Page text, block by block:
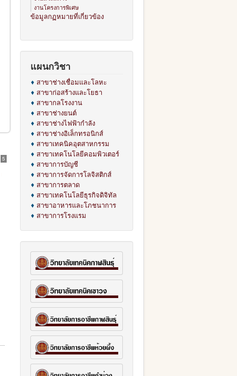
5
งานโครงการพิเศษ
ข้อมูลกฏหมายที่เกี่ยวข้อง
แผนกวิชา
♦ สาขาช่างเชื่อมและโลหะ
♦ สาขาก่อสร้างและโยธา
♦ สาขากลโรงงาน
♦ สาขาช่างยนต์
♦ สาขาช่างไฟฟ้ากำลัง
♦ สาขาช่างอิเล็กทรอนิกส์
♦ สาขาเทคนิคอุตสาหกรรม
♦ สาขาเทคโนโลยีคอมพิวเตอร์
♦ สาขาการบัญชี
♦ สาขาการจัดการโลจิสติกส์
♦ สาขาการตลาด
♦ สาขาเทคโนโลยีธุรกิจดิจิทัล
♦ สาขาอาหารและโภชนาการ
♦ สาขาการโรงแรม